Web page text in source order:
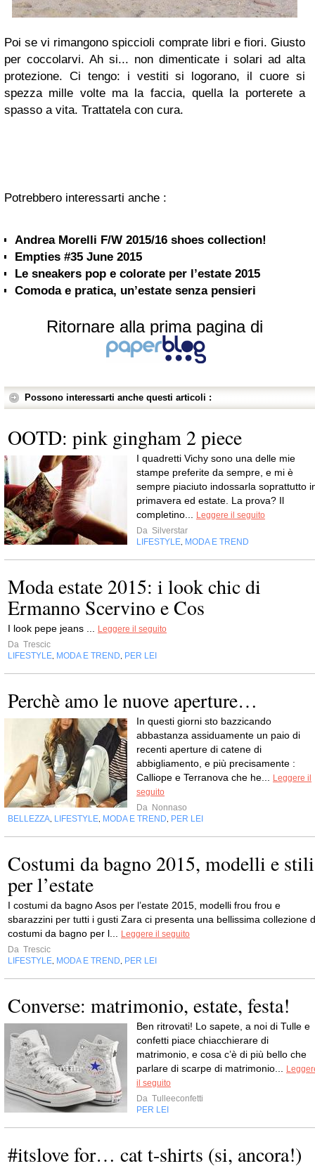
Poi se vi rimangono spiccioli comprate libri e fiori. Giusto
per coccolarvi. Ah si... non dimenticate i solari ad alta
protezione. Ci tengo: i vestiti si logorano, il cuore si
spezza mille volte ma la faccia, quella la porterete a
spasso a vita. Trattatela con cura.
Potrebbero interessarti anche :
Andrea Morelli F/W 2015/16 shoes collection!
Empties #35 June 2015
Le sneakers pop e colorate per l’estate 2015
Comoda e pratica, un’estate senza pensieri
Ritornare alla prima pagina di
Possono interessarti anche questi articoli :
OOTD: pink gingham 2 piece
I quadretti Vichy sono una delle mie
stampe preferite da sempre, e mi è
sempre piaciuto indossarla soprattutto
primavera ed estate. La prova? Il
completino...
Leggere il seguito
Da Silverstar
LIFESTYLE MODA E TREND
Moda estate 2015: i look chic di
Ermanno Scervino e Cos
I look pepe jeans ...
Leggere il seguito
Da Trescic
LIFESTYLE MODA E TREND PER LEI
Perchè amo le nuove aperture…
In questi giorni sto bazzicando
abbastanza assiduamente un paio di
recenti aperture di catene di
abbigliamento, e più precisamente :
Calliope e Terranova che he...
Leggere il
seguito
Da Nonnaso
BELLEZZA LIFESTYLE MODA E TREND PER LEI
Costumi da bagno 2015, modelli e stili
per l’estate
I costumi da bagno Asos per l’estate 2015, modelli frou frou e
sbarazzini per tutti i gusti Zara ci presenta una bellissima collezione
costumi da bagno per l...
Leggere il seguito
Da Trescic
LIFESTYLE MODA E TREND PER LEI
Converse: matrimonio, estate, festa!
Ben ritrovati! Lo sapete, a noi di Tulle e
confetti piace chiacchierare di
matrimonio, e cosa c’è di più bello che
parlare di scarpe di matrimonio...
il seguito
Da Tulleeconfetti
PER LEI
#itslove for… cat t-shirts (si, ancora!)